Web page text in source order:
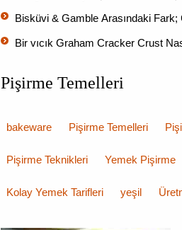
Bisküvi & Gamble Arasındaki Fark;
Bir vıcık Graham Cracker Crust
Pişirme Temelleri
bakeware Pişirme Temelleri
Pişirme Teknikleri Yemek Pişirme
Kolay Yemek Tarifleri yeşil